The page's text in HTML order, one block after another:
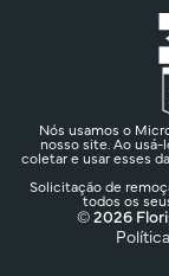
Nós usamos o
nosso site. Ao
coletar e usar esses
Solicitação de
todos os
© 2026